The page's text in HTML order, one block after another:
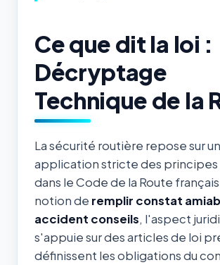
Ce que dit la loi :
Décryptage
Technique de la
La sécurité routière repose sur
application stricte des
dans le Code de la Route
notion de remplir constat
accident conseils, l'aspect
s'appuie sur des articles de loi
définissent les obligations du